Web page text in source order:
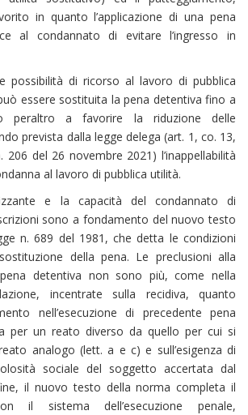
in quanto l’applicazione di una pena
al condannato di evitare l’ingresso in
possibilità di ricorso al lavoro di pubblica
essere sostituita la pena detentiva fino a
a favorire la riduzione delle
prevista dalla legge delega (art. 1, co. 13,
del 26 novembre 2021) l’inappellabilità
al lavoro di pubblica utilità.
e la capacità del condannato di
sono a fondamento del nuovo testo
n. 689 del 1981, che detta le condizioni
della pena. Le preclusioni alla
detentiva non sono più, come nella
incentrate sulla recidiva, quanto
nell’esecuzione di precedente pena
per un reato diverso da quello per cui si
analogo (lett. a e c) e sull’esigenza di
sociale del soggetto accertata dal
il nuovo testo della norma completa il
il sistema dell’esecuzione penale,